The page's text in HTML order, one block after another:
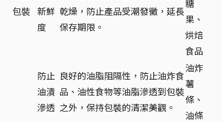
包裝 新鮮
度
乾燥，防止產品受潮發黴，延長
保存期限。
糖
果、
烘焙
食品
防止
油漬
滲透
良好的油脂阻隔性，防止油炸食
品、油性食物等油脂滲透到包裝
之外，保持包裝的清潔美觀。
油炸
薯
條、
油條